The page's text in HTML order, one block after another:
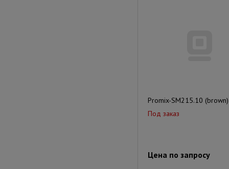
Promix-SM215.10 (brown)
Под заказ
Цена по запросу